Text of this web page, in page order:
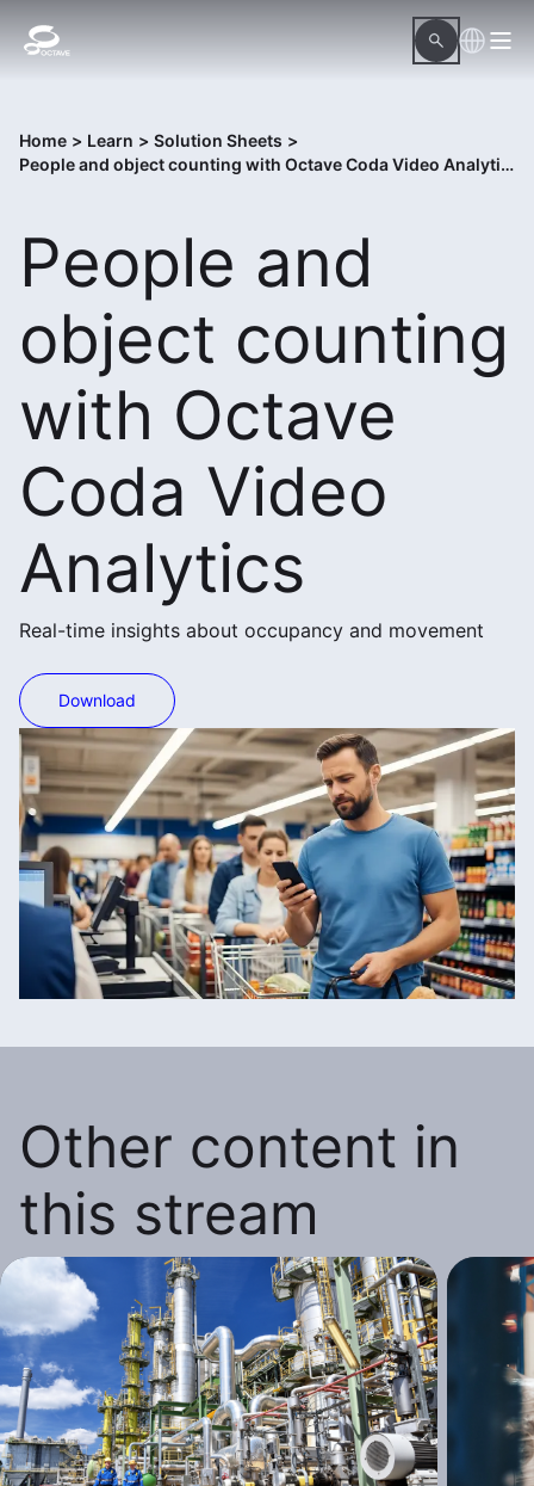
Home > Learn > Solution Sheets >
People and object counting with Octave Coda Video Analytics
People and
object counting
with Octave
Coda Video
Analytics
Real-time insights about occupancy and movement
Download
Other content in
this stream